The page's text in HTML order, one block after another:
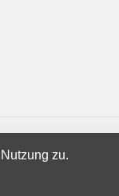
zu.